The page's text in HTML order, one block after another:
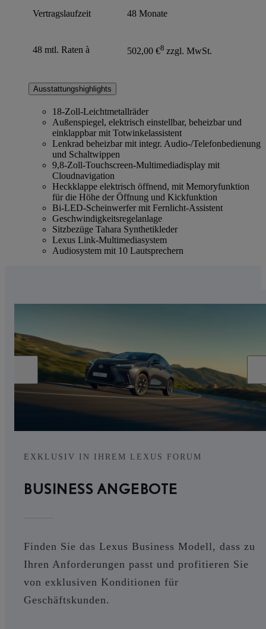
Vertragslaufzeit 48 Monate
48 mtl. Raten à 502,00 €8 zzgl. MwSt.
Ausstattungshighlights
18-Zoll-Leichtmetallräder
Außenspiegel, elektrisch einstellbar, beheizbar und
einklappbar mit Totwinkelassistent
Lenkrad beheizbar mit integr. Audio-/Telefonbedienung
und Schaltwippen
9,8-Zoll-Touchscreen-Multimediadisplay mit
Cloudnavigation
Heckklappe elektrisch öffnend, mit Memoryfunktion
für die Höhe der Öffnung und Kickfunktion
Bi-LED-Scheinwerfer mit Fernlicht-Assistent
Geschwindigkeitsregelanlage
Sitzbezüge Tahara Synthetikleder
Lexus Link-Multimediasystem
Audiosystem mit 10 Lautsprechern
EXKLUSIV IN IHREM LEXUS FORUM
BUSINESS ANGEBOTE
Finden Sie das Lexus Business Modell, dass zu
Ihren Anforderungen passt und profitieren Sie
von exklusiven Konditionen für
Geschäftskunden.